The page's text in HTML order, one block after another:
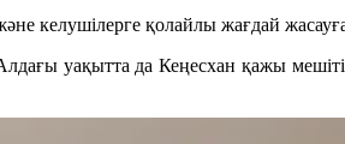
келушілерге қолайлы жағдай
уақытта да Кеңесхан қажы